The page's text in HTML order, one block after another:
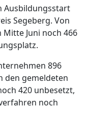
Ausbildungsstart
Segeberg. Von
Juni noch 466
896
den gemeldeten
420 unbesetzt,
noch